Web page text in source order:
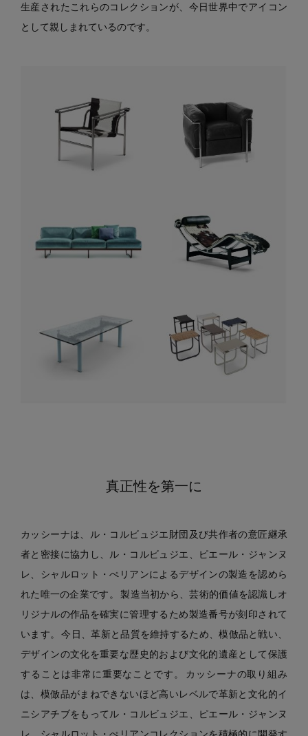
生産されたこれらのコレクションが、今日世界中でアイコン
として親しまれているのです。
真正性を第一に
カッシーナは、ル・コルビュジエ財団及び共作者の意匠継承
者と密接に協力し、ル・コルビュジエ、ピエール・ジャンヌ
レ、シャルロット・ぺリアンによるデザインの製造を認めら
れた唯一の企業です。 製造当初から、芸術的価値を認識しオ
リジナルの作品を確実に管理するため製造番号が刻印されて
います。 今日、革新と品質を維持するため、模倣品と戦い、
デザインの文化を重要な歴史的および文化的遺産として保護
することは非常に重要なことです。 カッシーナの取り組み
は、模倣品がまねできないほど高いレベルで革新と文化的イ
ニシアチブをもってル・コルビュジエ、ピエール・ジャンヌ